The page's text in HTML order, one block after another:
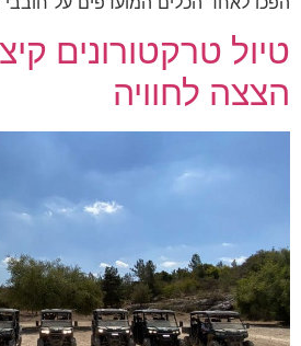
טיול טרקטורונים
הצצה לחוויה